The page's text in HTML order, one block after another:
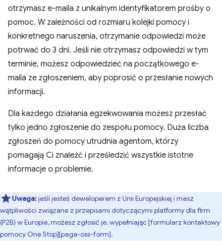
otrzymasz e-maila z unikalnym identyfikatorem prośby o
pomoc. W zależności od rozmiaru kolejki pomocy i
konkretnego naruszenia, otrzymanie odpowiedzi może
potrwać do 3 dni. Jeśli nie otrzymasz odpowiedzi w tym
terminie, możesz odpowiedzieć na początkowego e-
maila ze zgłoszeniem, aby poprosić o przesłanie nowych
informacji.
Dla każdego działania egzekwowania możesz przesłać
tylko jedno zgłoszenie do zespołu pomocy. Duża liczba
zgłoszeń do pomocy utrudnia agentom, którzy
pomagają Ci znaleźć i prześledzić wszystkie istotne
informacje o problemie.
Uwaga:jeśli jesteś deweloperem z Unii Europejskiej i masz
wątpliwości związane z przepisami dotyczącymi platformy dla firm
(P2B) w Europie, możesz zgłosić je, wypełniając [formularz kontaktowy
pomocy One Stop][page-oss-form].